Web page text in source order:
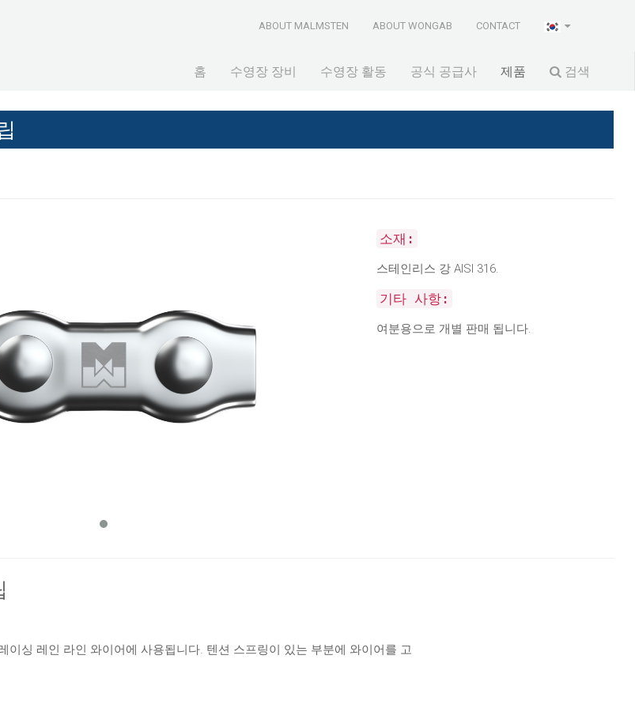
ABOUT MALMSTEN ABOUT WONGAB CONTACT
홈 수영장 장비 수영장 활동 공식 공급사 제품 검색
소재:
스테인리스 강 AISI 316.
기타 사항:
여분용으로 개별 판매 됩니다.
이싱 레인 라인 와이어에 사용됩니다. 텐션 스프링이 있는 부분에 와이어를 고